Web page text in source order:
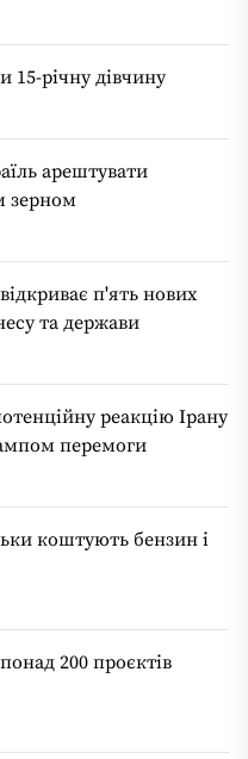
річну дівчину
арештувати
зерном
п'ять нових
та держави
реакцію Ірану
перемоги
коштують бензин і
200 проєктів